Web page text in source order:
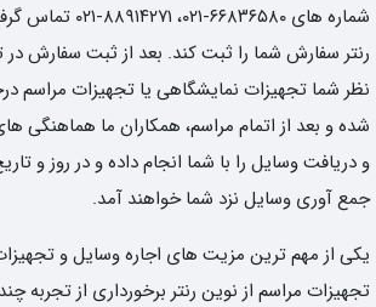
شماره های
رنتر سفارش شما را ثبت کند. بعد از ثبت سفارش
نظر شما تجهیزات نمایشگاهی یا تجهیزات مراسم
شده و بعد از اتمام مراسم، همکاران ما هماهنگی
و دریافت وسایل را با شما انجام داده و در روز و
جمع آوری وسایل نزد شما خواهند آمد.
یکی از مهم ترین مزیت های اجاره وسایل و
تجهیزات مراسم از نوین رنتر برخورداری از تجربه